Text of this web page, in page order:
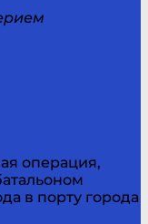
операция,
в порту города